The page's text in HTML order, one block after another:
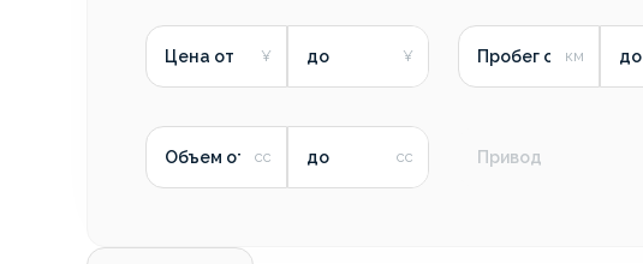
Цена от до Пробег от до
Объем от до Привод